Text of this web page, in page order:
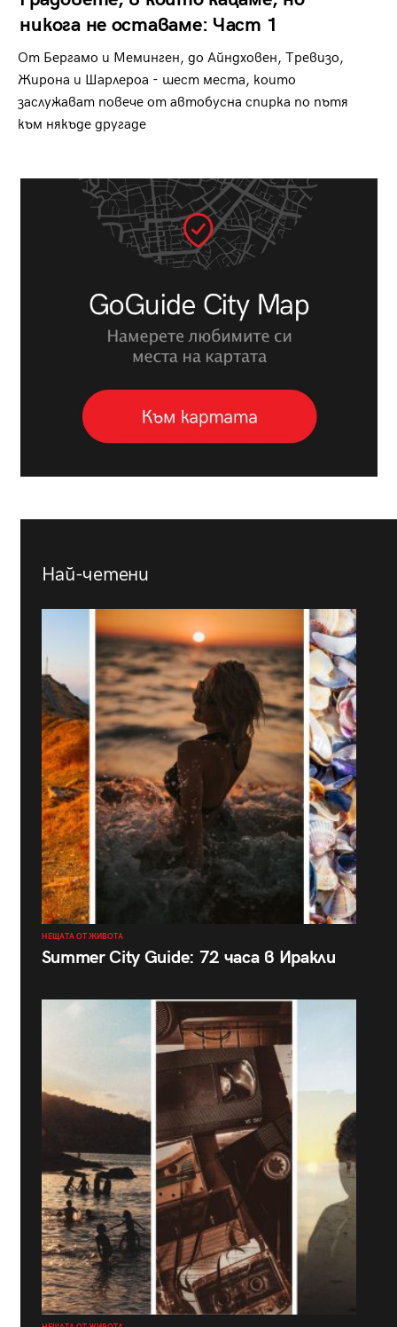
никога не оставаме: Част 1
От Бергамо и Меминген, до Айндховен, Тревизо,
Жирона и Шарлероа - шест места, които
заслужават повече от автобусна спирка по пътя
към някъде другаде
Най-четени
НЕЩАТА ОТ ЖИВОТА
Summer City Guide: 72 часа в Иракли